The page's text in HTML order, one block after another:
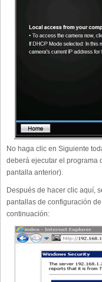
No haga clic en Siguiente
deberá ejecutar el programa
pantalla anterior).
Después de hacer clic aquí,
pantallas de configuración
continuación: